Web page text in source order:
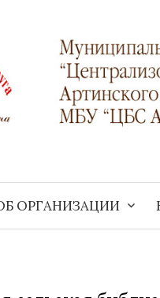
ОРГАНИЗАЦИИ